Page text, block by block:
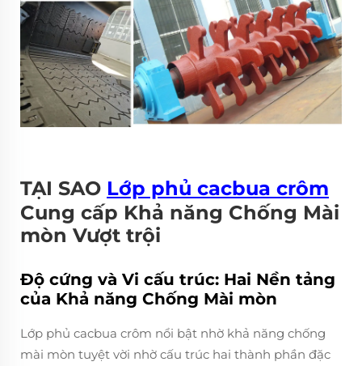
TẠI SAO Lớp phủ cacbua crôm
Cung cấp Khả năng Chống Mài
mòn Vượt trội
Độ cứng và Vi cấu trúc: Hai Nền tảng
của Khả năng Chống Mài mòn
Lớp phủ cacbua crôm nổi bật nhờ khả năng chống
mài mòn tuyệt vời nhờ cấu trúc hai thành phần đặc